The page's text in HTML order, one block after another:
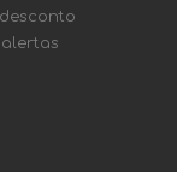
alertas